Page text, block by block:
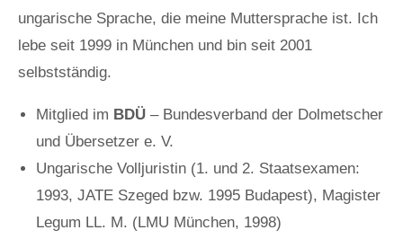
ungarische Sprache, die meine Muttersprache ist. Ich
lebe seit 1999 in München und bin seit 2001
selbstständig.
Mitglied im BDÜ – Bundesverband der Dolmetscher
und Übersetzer e. V.
Ungarische Volljuristin (1. und 2. Staatsexamen:
1993, JATE Szeged bzw. 1995 Budapest), Magister
Legum LL. M. (LMU München, 1998)